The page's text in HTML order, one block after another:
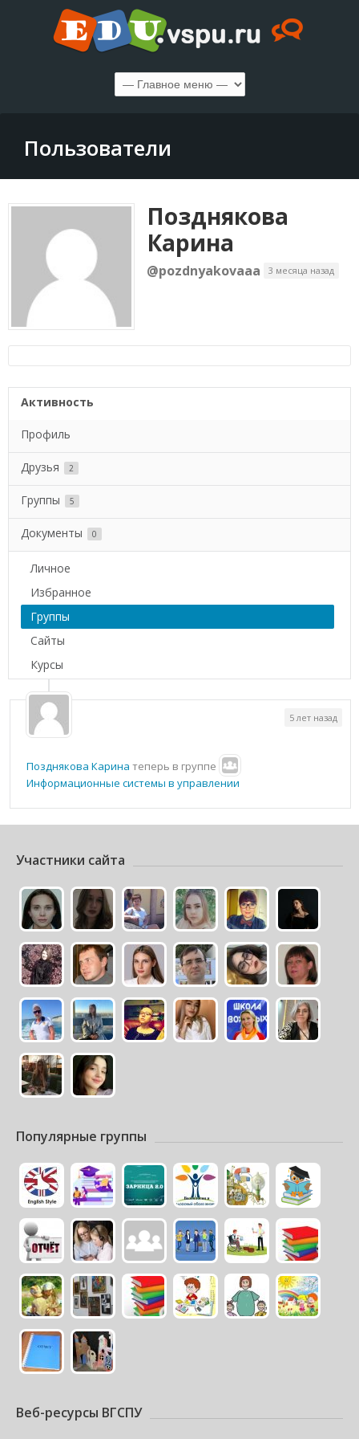
Пользователи
Позднякова
Карина
@pozdnyakovaaa 3 месяца назад
Активность
Профиль
Друзья 2
Группы 5
Документы 0
Личное
Избранное
Группы
Сайты
Курсы
Позднякова Карина теперь в группе
Информационные системы в управлении
5 лет назад
Участники сайта
Популярные группы
Веб-ресурсы ВГСПУ